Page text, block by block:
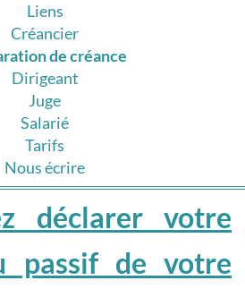
Liens
Créancier
de créance
Dirigeant
Juge
Salarié
Tarifs
Nous écrire
déclarer votre
passif de votre